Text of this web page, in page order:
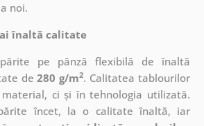
noi.
înaltă calitate
pe pânză flexibilă de înaltă
de280 g/m2. Calitatea tablourilor
ci și în tehnologia utilizată.
încet, la o calitate înaltă, iar